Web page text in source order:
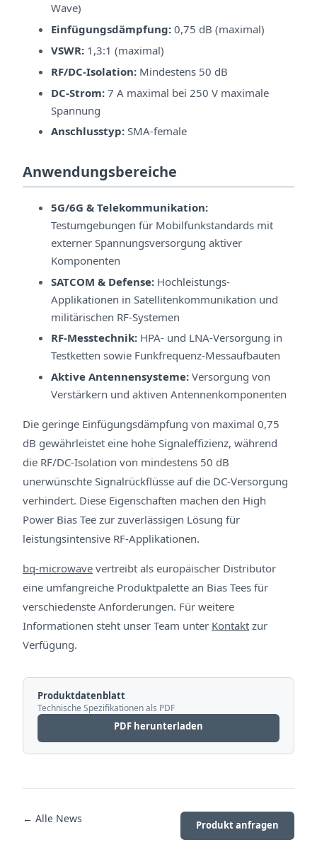
Wave)
Einfügungsdämpfung: 0,75 dB (maximal)
VSWR: 1,3:1 (maximal)
RF/DC-Isolation: Mindestens 50 dB
DC-Strom: 7 A maximal bei 250 V maximale
Spannung
Anschlusstyp: SMA-female
Anwendungsbereiche
5G/6G & Telekommunikation:
Testumgebungen für Mobilfunkstandards mit
externer Spannungsversorgung aktiver
Komponenten
SATCOM & Defense: Hochleistungs-
Applikationen in Satellitenkommunikation und
militärischen RF-Systemen
RF-Messtechnik: HPA- und LNA-Versorgung in
Testketten sowie Funkfrequenz-Messaufbauten
Aktive Antennensysteme: Versorgung von
Verstärkern und aktiven Antennenkomponenten
Die geringe Einfügungsdämpfung von maximal 0,75
dB gewährleistet eine hohe Signaleffizienz, während
die RF/DC-Isolation von mindestens 50 dB
unerwünschte Signalrückflüsse auf die DC-Versorgung
verhindert. Diese Eigenschaften machen den High
Power Bias Tee zur zuverlässigen Lösung für
leistungsintensive RF-Applikationen.
bq-microwave vertreibt als europäischer Distributor
eine umfangreiche Produktpalette an Bias Tees für
verschiedenste Anforderungen. Für weitere
Informationen steht unser Team unter Kontakt zur
Verfügung.
Produktdatenblatt
Technische Spezifikationen als PDF
PDF herunterladen
← Alle News Produkt anfragen